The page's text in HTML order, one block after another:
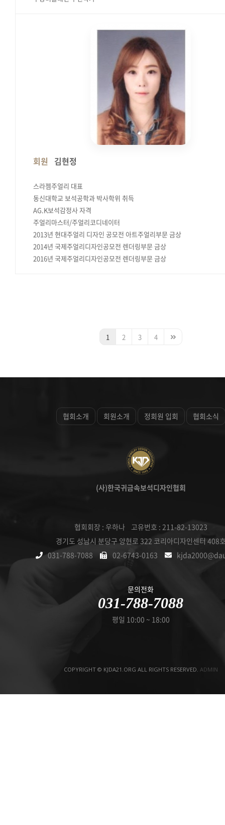
회원 김현정
스라젬주얼리 대표
동신대학교 보석공학과 박사학위 취득
AG.K보석감정사 자격
주얼리마스터/주얼리코디네이터
2013년 현대주얼리 디자인 공모전 아트주얼리부문 금상
2014년 국제주얼리디자인공모전 렌더링부문 금상
2016년 국제주얼리디자인공모전 렌더링부문 금상
1 2 3 4
협회소개 회원소개 정회원 입회 협회소식
(사)한국귀금속보석디자인협회
협회회장 : 우하나 고유번호 : 211-82-13023
경기도 성남시 분당구 양현로 322 코리아디자인센터 408
031-788-7088
02-6743-0163
문의전화
031-788-7088
평일 10:00 ~ 18:00
COPYRIGHT © KJDA21.ORG ALL RIGHTS RESERVED. ADMIN